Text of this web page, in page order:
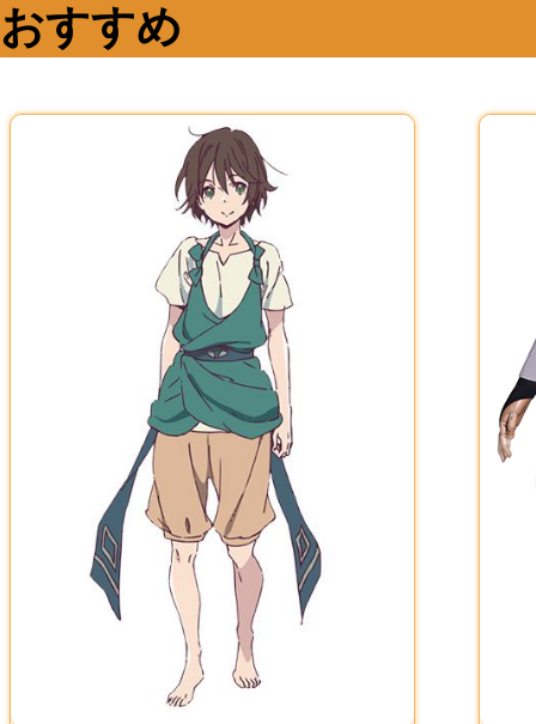
おすすめ